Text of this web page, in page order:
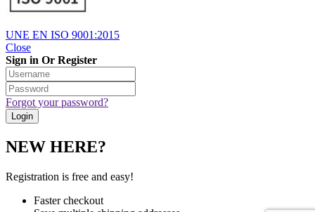
UNE EN ISO 9001:2015
Close
Sign in Or Register
Forgot your password?
NEW HERE?
Registration is free and easy!
Faster checkout